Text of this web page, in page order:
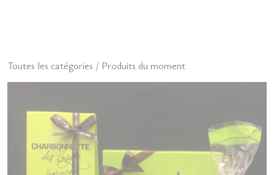
Toutes les catégories / Produits du moment